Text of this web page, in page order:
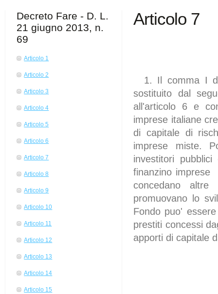
Decreto Fare - D. L.
21 giugno 2013, n.
69
Articolo 1
Articolo 2
Articolo 3
Articolo 4
Articolo 5
Articolo 6
Articolo 7
Articolo 8
Articolo 9
Articolo 10
Articolo 11
Articolo 12
Articolo 13
Articolo 14
Articolo 15
Articolo 7
1. Il comma I
sostituito dal
all'articolo 6 e
imprese italiane
di capitale di
imprese miste.
investitori
finanzino imprese
concedano
promuovano lo
Fondo puo'
prestiti concessi
apporti di capitale